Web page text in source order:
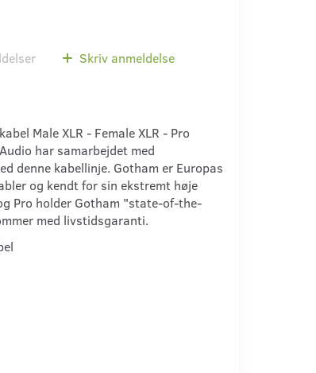
Skriv anmeldelse
Male XLR - Female XLR - Pro
har samarbejdet med
denne kabellinje. Gotham er Europas
og kendt for sin ekstremt høje
Pro holder Gotham "state-of-the-
med livstidsgaranti.